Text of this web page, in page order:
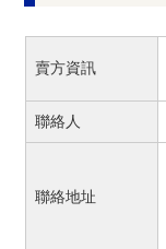
賣方資訊
聯絡人
聯絡地址